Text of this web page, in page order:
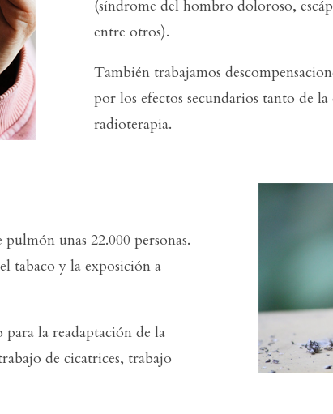
(síndrome del hombro doloroso,
entre otros).
También trabajamos
por los efectos secundarios tanto de
radioterapia.
unas 22.000 personas.
tabaco y la exposición a
la readaptación de la
de cicatrices, trabajo